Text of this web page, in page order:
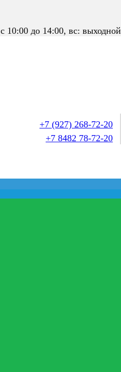
10:00 до 14:00, вс: выходной
+7 (927) 268-72-20
+7 8482 78-72-20